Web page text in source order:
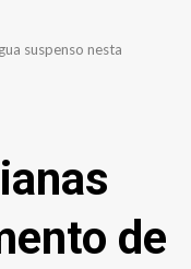
suspenso nesta
de